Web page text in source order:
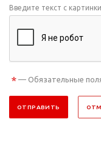
Введите текст с картинки
* — Обязательные
ОТПРАВИТЬ